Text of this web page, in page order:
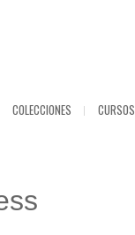
COLECCIONES